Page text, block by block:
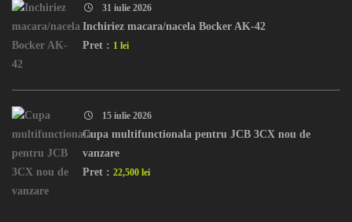
31 iulie 2026
Inchiriez macara/nacela Bocker AK-42
Pret : 1 lei
15 iulie 2026
Cupa multifunctionala pentru JCB 3CX nou de
vanzare
Pret : 22,500 lei